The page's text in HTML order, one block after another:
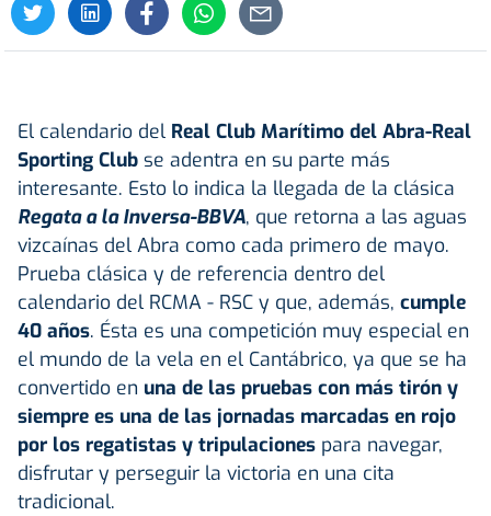
El calendario del Real Club Marítimo del Abra-Real
Sporting Club se adentra en su parte más
interesante. Esto lo indica la llegada de la clásica
Regata a la Inversa-BBVA, que retorna a las aguas
vizcaínas del Abra como cada primero de mayo.
Prueba clásica y de referencia dentro del
calendario del RCMA - RSC y que, además, cumple
40 años. Ésta es una competición muy especial en
el mundo de la vela en el Cantábrico, ya que se ha
convertido en una de las pruebas con más tirón y
siempre es una de las jornadas marcadas en rojo
por los regatistas y tripulaciones para navegar,
disfrutar y perseguir la victoria en una cita
tradicional.